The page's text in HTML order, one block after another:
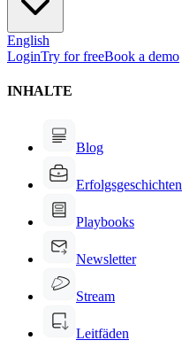
English
LoginTry for freeBook a demo
INHALTE
Blog
Erfolgsgeschichten
Playbooks
Newsletter
Stream
Leitfäden